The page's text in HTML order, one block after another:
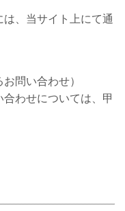
、当サイト上にて通
問い合わせ）
わせについては、甲